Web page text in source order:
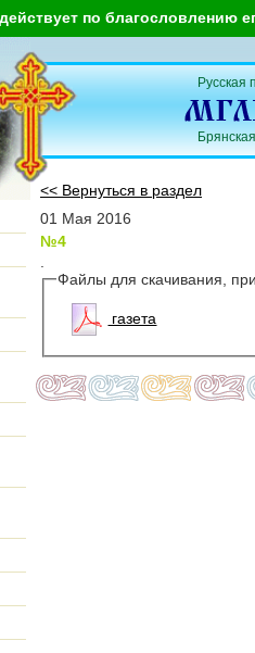
по благословлению
Русская
<< Вернуться в раздел
01 Мая 2016
№4
Файлы для скачивания,
газета